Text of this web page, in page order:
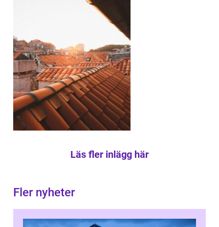
Läs fler inlägg här
Fler nyheter